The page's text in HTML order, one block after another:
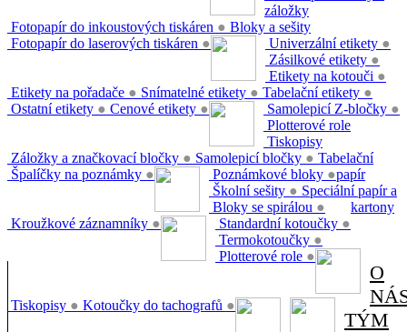
Fotopapír do inkoustových tiskáren ●
Fotopapír do laserových tiskáren ● Univerzální etikety ●
Zásilkové etikety ●
Etikety na kotouči ●
Etikety na pořadače ● Snímatelné etikety ● Tabelační etikety ●
Ostatní etikety ● Cenové etikety ●
záložky
Samolepicí Z-bločky ●
Záložky a značkovací bločky ● Samolepicí bločky ●
Špalíčky na poznámky ●
Bloky a sešity
Poznámkové bloky ●
Školní sešity ●
Bloky se spirálou ●
Kroužkové záznamníky ●
Plotterové role
Standardní kotoučky ●
Termokotoučky ●
Plotterové role ●
Tiskopisy
Tiskopisy ● Kotoučky do tachografů ●
Tabelační
papír
Speciální papír a
kartony
O
TÝM